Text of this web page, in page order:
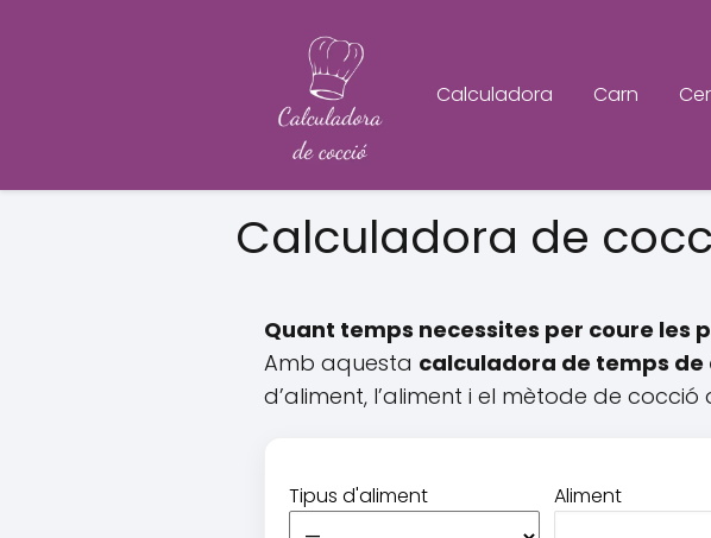
Calculadora Carn
Calculadora de
Quant temps necessites per coure les
Amb aquesta calculadora de temps de
d’aliment, l’aliment i el mètode de cocció
Tipus d'aliment Aliment